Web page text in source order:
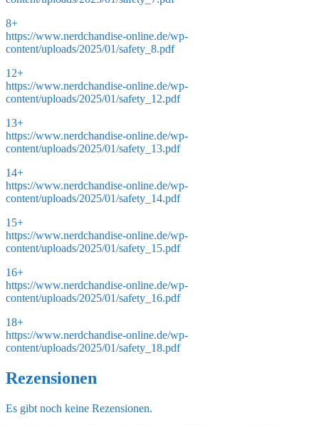
8+
https://www.nerdchandise-online.de/wp-
content/uploads/2025/01/safety_8.pdf
12+
https://www.nerdchandise-online.de/wp-
content/uploads/2025/01/safety_12.pdf
13+
https://www.nerdchandise-online.de/wp-
content/uploads/2025/01/safety_13.pdf
14+
https://www.nerdchandise-online.de/wp-
content/uploads/2025/01/safety_14.pdf
15+
https://www.nerdchandise-online.de/wp-
content/uploads/2025/01/safety_15.pdf
16+
https://www.nerdchandise-online.de/wp-
content/uploads/2025/01/safety_16.pdf
18+
https://www.nerdchandise-online.de/wp-
content/uploads/2025/01/safety_18.pdf
Rezensionen
Es gibt noch keine Rezensionen.